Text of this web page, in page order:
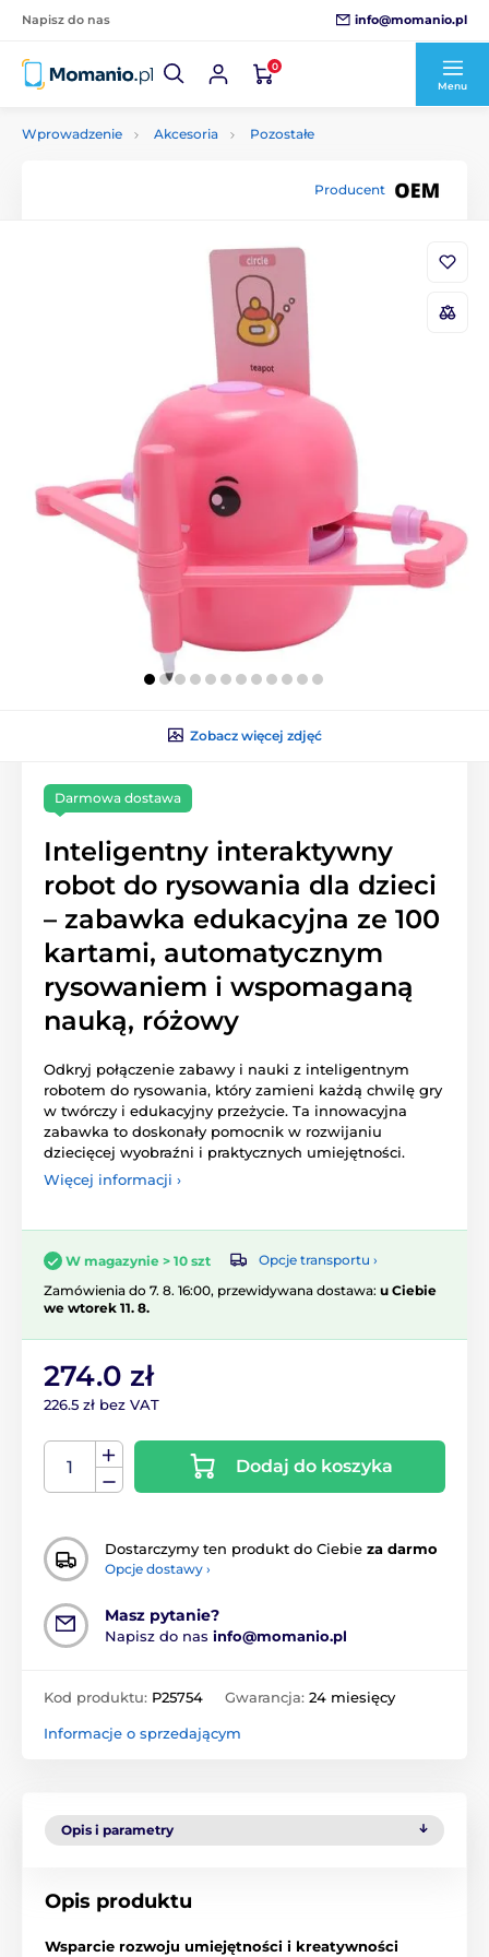
Napisz do nas info@momanio.pl
0
Menu
Wprowadzenie Akcesoria Pozostałe
Producent
Zobacz więcej zdjęć
Darmowa dostawa
Inteligentny interaktywny
robot do rysowania dla dzieci
– zabawka edukacyjna ze 100
kartami, automatycznym
rysowaniem i wspomaganą
nauką, różowy
Odkryj połączenie zabawy i nauki z inteligentnym
robotem do rysowania, który zamieni każdą chwilę gry
w twórczy i edukacyjny przeżycie. Ta innowacyjna
zabawka to doskonały pomocnik w rozwijaniu
dziecięcej wyobraźni i praktycznych umiejętności.
Więcej informacji ›
W magazynie > 10 szt
Opcje transportu ›
Zamówienia do 7. 8. 16:00, przewidywana dostawa: u Ciebie
we wtorek 11. 8.
274.0 zł
226.5 zł bez VAT
Dodaj do koszyka
Dostarczymy ten produkt do Ciebie za darmo
Opcje dostawy ›
Masz pytanie?
Napisz do nas info@momanio.pl
Kod produktu: P25754 Gwarancja: 24 miesięcy
Informacje o sprzedającym
Opis i parametry
Opis produktu
Wsparcie rozwoju umiejętności i kreatywności